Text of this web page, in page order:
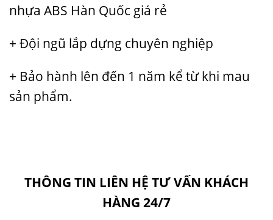
nhựa ABS Hàn Quốc giá rẻ
+ Đội ngũ lắp dựng chuyên nghiệp
+ Bảo hành lên đến 1 năm kể từ khi mau
sản phẩm.
THÔNG TIN LIÊN HỆ TƯ VẤN KHÁCH
HÀNG 24/7